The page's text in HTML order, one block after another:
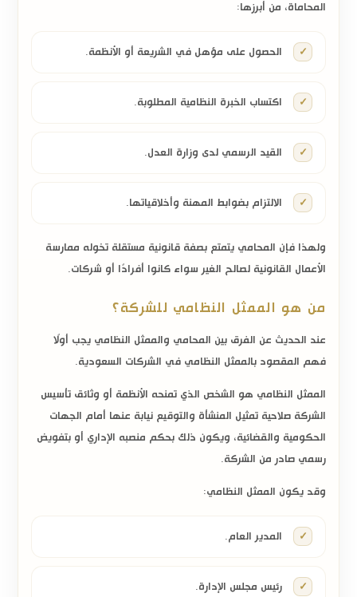
المحاماة، من أبرزها:
الحصول على مؤهل في الشريعة أو الأنظمة.
اكتساب الخبرة النظامية المطلوبة.
القيد الرسمي لدى وزارة العدل.
الالتزام بضوابط المهنة وأخلاقياتها.
ولهذا فإن المحامي يتمتع بصفة قانونية مستقلة تخوله ممارسة
الأعمال القانونية لصالح الغير سواء كانوا أفرادًا أو شركات.
من هو الممثل النظامي للشركة؟
عند الحديث عن الفرق بين المحامي والممثل النظامي يجب أولًا
فهم المقصود بالممثل النظامي في الشركات السعودية.
الممثل النظامي هو الشخص الذي تمنحه الأنظمة أو وثائق تأسيس
الشركة صلاحية تمثيل المنشأة والتوقيع نيابة عنها أمام الجهات
الحكومية والقضائية، ويكون ذلك بحكم منصبه الإداري أو بتفويض
رسمي صادر من الشركة.
وقد يكون الممثل النظامي:
المدير العام.
رئيس مجلس الإدارة.